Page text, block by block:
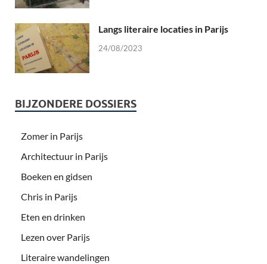
Langs literaire locaties in Parijs
24/08/2023
BIJZONDERE DOSSIERS
Zomer in Parijs
Architectuur in Parijs
Boeken en gidsen
Chris in Parijs
Eten en drinken
Lezen over Parijs
Literaire wandelingen